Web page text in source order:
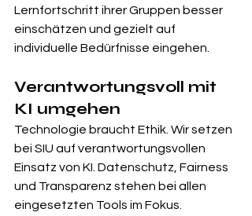
Lernfortschritt ihrer Gruppen besser
einschätzen und gezielt auf
individuelle Bedürfnisse eingehen.
Verantwortungsvoll mit
KI umgehen
Technologie braucht Ethik. Wir setzen
bei SIU auf verantwortungsvollen
Einsatz von KI. Datenschutz, Fairness
und Transparenz stehen bei allen
eingesetzten Tools im Fokus.